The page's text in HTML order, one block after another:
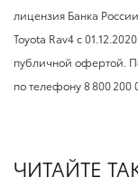
лицензия Банка
Toyota Rav4с 01.12.2020
публичной офертой.
по телефону 8 800 200
ЧИТАЙТЕ